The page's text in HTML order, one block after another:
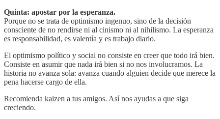
Quinta: apostar por la esperanza.
Porque no se trata de optimismo ingenuo, sino de la decisión
consciente de no rendirse ni al cinismo ni al nihilismo. La esperanza
es responsabilidad, es valentía y es trabajo diario.
El optimismo político y social no consiste en creer que todo irá bien.
Consiste en asumir que nada irá bien si no nos involucramos. La
historia no avanza sola: avanza cuando alguien decide que merece la
pena hacerse cargo de ella.
Recomienda kaizen a tus amigos. Así nos ayudas a que siga
creciendo.